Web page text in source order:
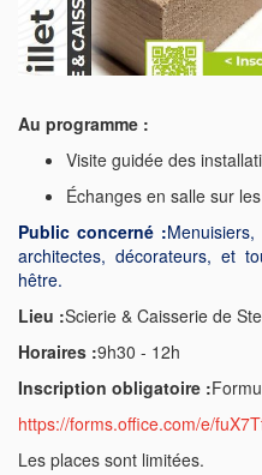
Au programme :
Visite guidée des
Échanges en salle sur
Public concerné :
architectes, décorateurs, et
hêtre.
Lieu :Scierie & Caisserie de
Horaires :9h30 - 12h
Inscription obligatoire :
https://forms.office.com/e/
Les places sont limitées.